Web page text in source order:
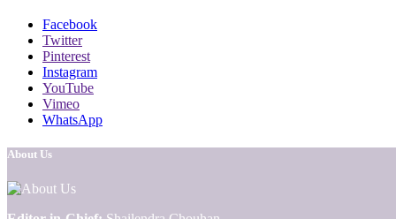
Facebook
Twitter
Pinterest
Instagram
YouTube
Vimeo
WhatsApp
About Us